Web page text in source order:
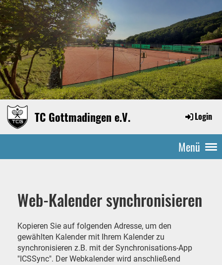
TC Gottmadingen e.V. Login
Menü
Web-Kalender synchronisieren
Kopieren Sie auf folgenden Adresse, um den
gewählten Kalender mit Ihrem Kalender zu
synchronisieren z.B. mit der Synchronisations-App
"ICSSync". Der Webkalender wird anschließend